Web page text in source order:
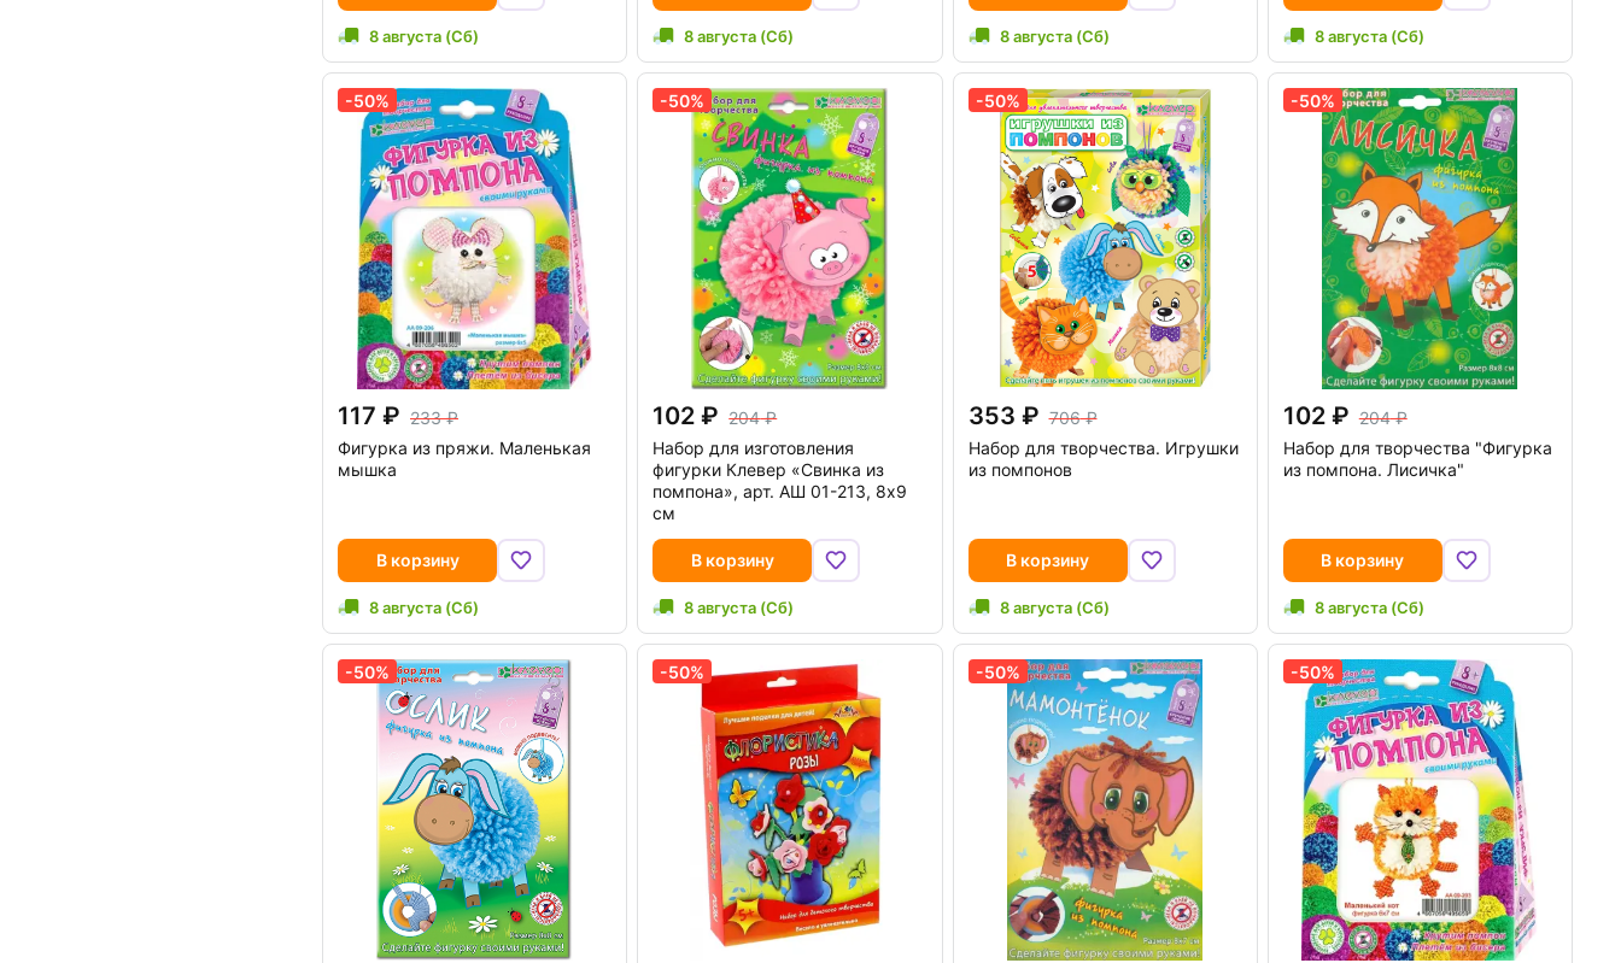
8 августа (Сб) 8 августа (Сб) 8 августа (Сб) 8 августа (Сб)
-50%
117
233
Фигурка из пряжи. Маленькая
мышка
В корзину
8 августа (Сб)
-50%
102
204
Набор для изготовления
фигурки Клевер «Свинка из
помпона», арт. АШ 01-213, 8х9
см
В корзину
8 августа (Сб)
-50%
353
706
Набор для творчества. Игрушки
из помпонов
В корзину
8 августа (Сб)
-50%
102
204
Набор для творчества "Фигурка
из помпона. Лисичка"
В корзину
8 августа (Сб)
-50% -50% -50% -50%